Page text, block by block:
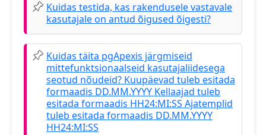
Kuidas testida, kas rakendusele vastavale
kasutajale on antud õigused õigesti?
Kuidas täita pgApexis järgmiseid
mittefunktsionaalseid kasutajaliidesega
seotud nõudeid? Kuupäevad tuleb esitada
formaadis DD.MM.YYYY Kellaajad tuleb
esitada formaadis HH24:MI:SS Ajatemplid
tuleb esitada formaadis DD.MM.YYYY
HH24:MI:SS